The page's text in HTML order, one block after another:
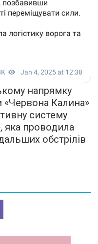
напрямку
«Червона Калина»
систему
яка проводила
обстрілів